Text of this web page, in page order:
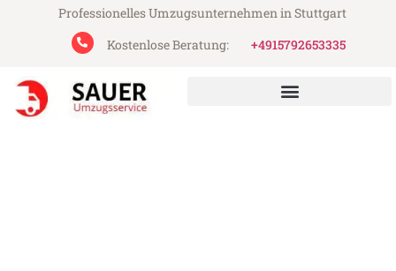
Professionelles Umzugsunternehmen in Stuttgart
Kostenlose Beratung:
+4915792653335